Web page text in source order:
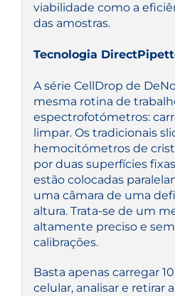
viabilidade como a
das amostras.
Tecnologia
A série CellDrop de
mesma rotina de
espectrofotómetros:
limpar. Os tradicionais
hemocitómetros de
por duas superfícies
estão colocadas
uma câmara de uma
altura. Trata-se de um
altamente preciso e
calibrações.
Basta apenas carregar
celular, analisar e retirar